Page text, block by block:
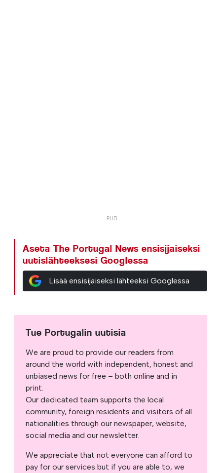
Aseta The Portugal News ensisijaiseksi
uutislähteeksesi Googlessa
Lisää ensisijaiseksi lähteeksi Googlessa
Tue Portugalin uutisia
We are proud to provide our readers from
around the world with independent, honest and
unbiased news for free – both online and in
print.
Our dedicated team supports the local
community, foreign residents and visitors of all
nationalities through our newspaper, website,
social media and our newsletter.
We appreciate that not everyone can afford to
pay for our services but if you are able to, we